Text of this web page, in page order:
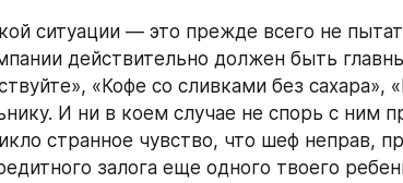
ситуации — это прежде всего не
действительно должен быть
«Кофе со сливками без сахара»,
И ни в коем случае не спорь с ним
странное чувство, что шеф неправ,
залога еще одного твоего